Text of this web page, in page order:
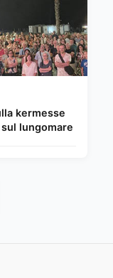
kermesse
lungomare